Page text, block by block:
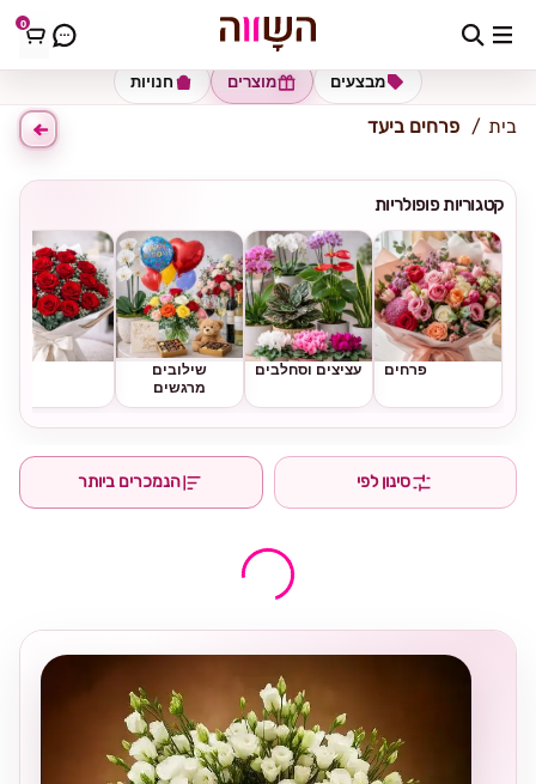
0 כתובת למשלוח הזינו כתובת
חנויות מוצרים מבצעים
בית פרחים ביעד
קטגוריות פופולריות
פרחים עציצים וסחלבים
שילובים
מרגשים
סינון לפי הנמכרים ביותר